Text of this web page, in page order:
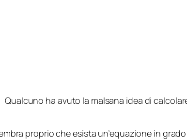
Qualcuno ha avuto la malsana idea di
proprio che esista un’equazione in